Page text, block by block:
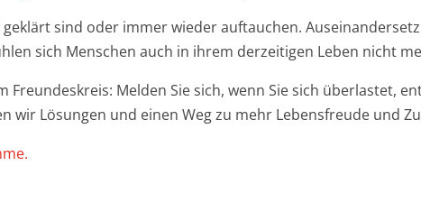
sind oder immer wieder auftauchen.
sich Menschen auch in ihrem derzeitigen Leben nicht
Freundeskreis: Melden Sie sich, wenn Sie sich überlastet,
wir Lösungen und einen Weg zu mehr Lebensfreude und